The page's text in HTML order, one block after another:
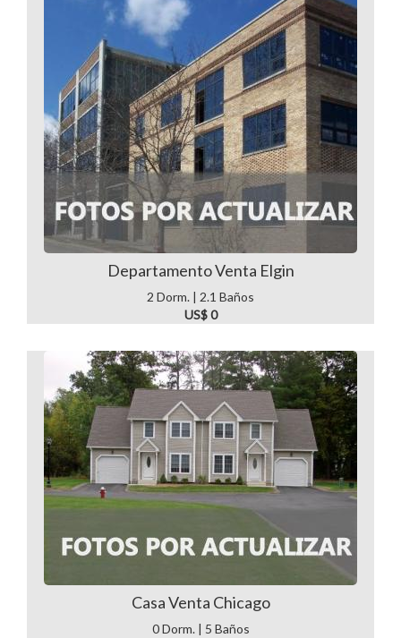
Departamento Venta Elgin
2 Dorm. | 2.1 Baños
US$ 0
Casa Venta Chicago
0 Dorm. | 5 Baños